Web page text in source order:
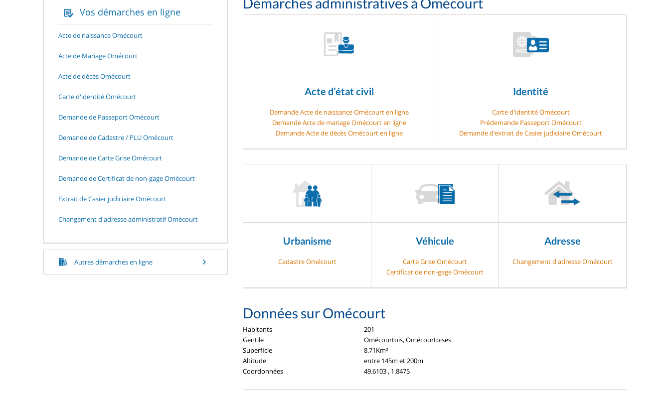
Vos démarches en ligne
Acte de naissance Omécourt
Acte de Mariage Omécourt
Acte de décès Omécourt
Carte d'identité Omécourt
Demande de Passeport Omécourt
Demande de Cadastre / PLU Omécourt
Demande de Carte Grise Omécourt
Demande de Certificat de non-gage Omécourt
Extrait de Casier judiciaire Omécourt
Changement d'adresse administratif Omécourt
Autres démarches en ligne
Acte d’état civil
Demande Acte de naissance Omécourt en ligne
Demande Acte de mariage Omécourt en ligne
Demande Acte de décès Omécourt en ligne
Identité
Carte d'identité Omécourt
Prédemande Passeport Omécourt
Demande d’extrait de Casier judiciaire Omécourt
Urbanisme
Cadastre Omécourt
Véhicule
Carte Grise Omécourt
Certificat de non-gage Omécourt
Adresse
Changement d'adresse Omécourt
Données sur Omécourt
Habitants
201
Gentile
Omécourtois, Omécourtoises
Superficie
8.71Km²
Altitude
entre 145m et 200m
Coordonnées
49.6103 , 1.8475